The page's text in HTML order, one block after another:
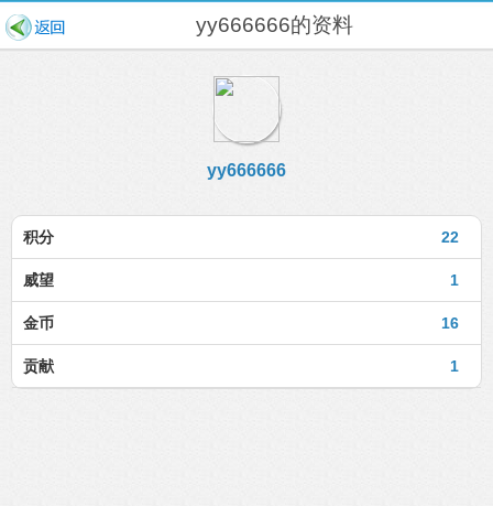
yy666666的资料
yy666666
22
积分
1
威望
16
金币
1
贡献